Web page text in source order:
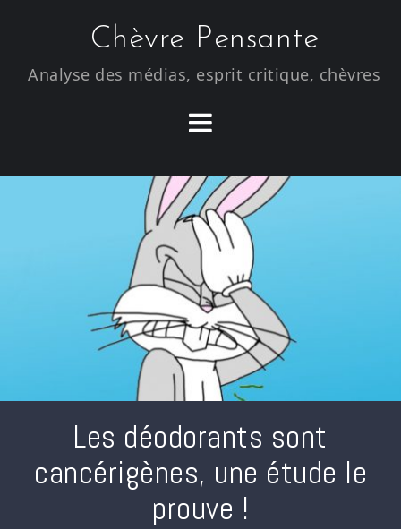
o
Chèvre Pensante
Analyse des médias, esprit critique, chèvres
Les déodorants sont
cancérigènes, une étude le
prouve !